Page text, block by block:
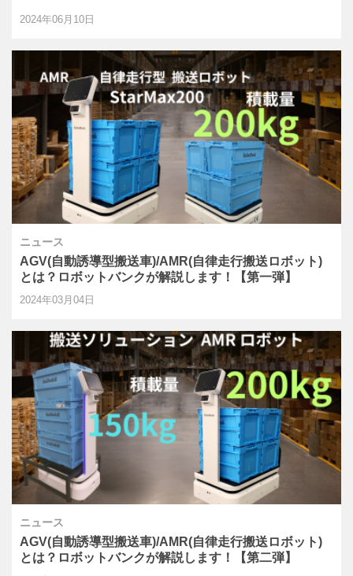
2024年06月10日
ニュース
AGV(自動誘導型搬送車)/AMR(自律走行搬送ロボット)
とは？ロボットバンクが解説します！【第一弾】
2024年03月04日
ニュース
AGV(自動誘導型搬送車)/AMR(自律走行搬送ロボット)
とは？ロボットバンクが解説します！【第二弾】